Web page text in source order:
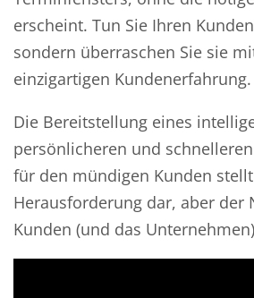
erscheint. Tun Sie Ihren
sondern überraschen Sie sie
einzigartigen Kundenerfahrung.
Die Bereitstellung eines
persönlicheren und
für den mündigen Kunden
Herausforderung dar, aber der
Kunden (und das